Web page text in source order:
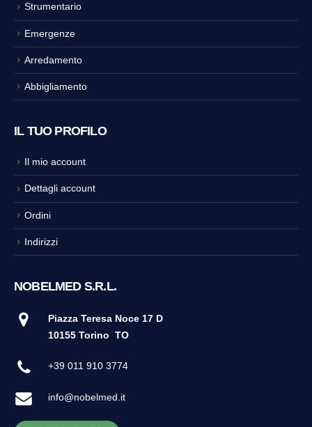
Strumentario
Emergenze
Arredamento
Abbigliamento
IL TUO PROFILO
Il mio account
Dettagli account
Ordini
Indirizzi
NOBELMED S.R.L.
Piazza Teresa Noce 17 D
10155 Torino TO
+39 011 910 3774
info@nobelmed.it